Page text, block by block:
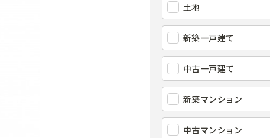
土地
新築一戸建て
中古一戸建て
新築マンション
中古マンション